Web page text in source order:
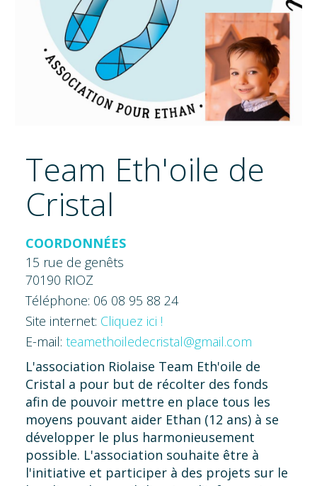
Team Eth'oile de
Cristal
COORDONNÉES
15 rue de genêts
70190 RIOZ
Téléphone: 06 08 95 88 24
Site internet: Cliquez ici !
E-mail: teamethoiledecristal@gmail.com
L'association Riolaise Team Eth'oile de
Cristal a pour but de récolter des fonds
afin de pouvoir mettre en place tous les
moyens pouvant aider Ethan (12 ans) à se
développer le plus harmonieusement
possible. L'association souhaite être à
l'initiative et participer à des projets sur le